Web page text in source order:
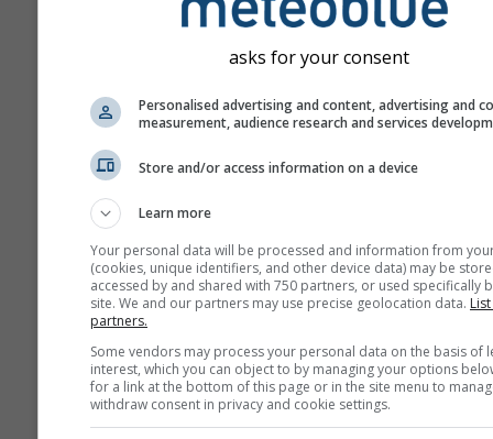
вибрали. Висоту
із координатами.
Діаграма "15 днів"
відображає
щоденні агрегації
значень. Для понад
місяців доступні
агрегації.
Ми також
необроблені дані
продажу. Будь ласка,
звертайтеся до нас
asks for your consent
Personalised advertising and content, advertising and
measurement, audience research and services
Store and/or access information on a device
Learn more
Your personal data will be processed and information from
(cookies, unique identifiers, and other device data) may be
accessed by and shared with 750 partners, or used specifically
site. We and our partners may use precise geolocation data.
partners.
Some vendors may process your personal data on the basis of
interest, which you can object to by managing your options
for a link at the bottom of this page or in the site menu to
withdraw consent in privacy and cookie settings.